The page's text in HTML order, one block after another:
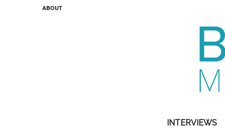
ABOUT
INTERVIEWS